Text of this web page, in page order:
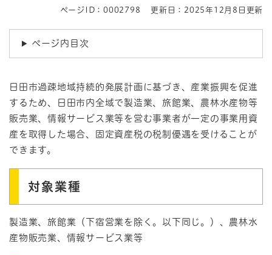
ページID：0002798 更新日：2025年12月8日更新
ページ内目次
日田市過疎地域持続的発展計画に基づき、産業振興を促進
するため、日田市内全域で製造業、旅館業、農林水産物等
販売業、情報サービス業等を営む事業者が一定の事業用資
産を取得した場合、固定資産税の税制優遇を受けることが
できます。
対象業種
製造業、旅館業（下宿営業を除く。以下同じ。）、農林水
産物販売業、情報サービス業等